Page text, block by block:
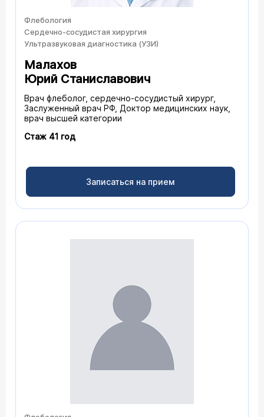
Флебология
Сердечно-сосудистая хирургия
Ультразвуковая диагностика (УЗИ)
Малахов
Юрий Станиславович
Врач флеболог, сердечно-сосудистый хирург,
Заслуженный врач РФ, Доктор медицинских наук,
врач высшей категории
Стаж 41 год
Записаться на прием